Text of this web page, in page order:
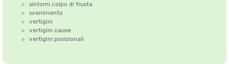
sintomi colpo di frusta
svenimento
vertigini
vertigini cause
vertigini posizionali